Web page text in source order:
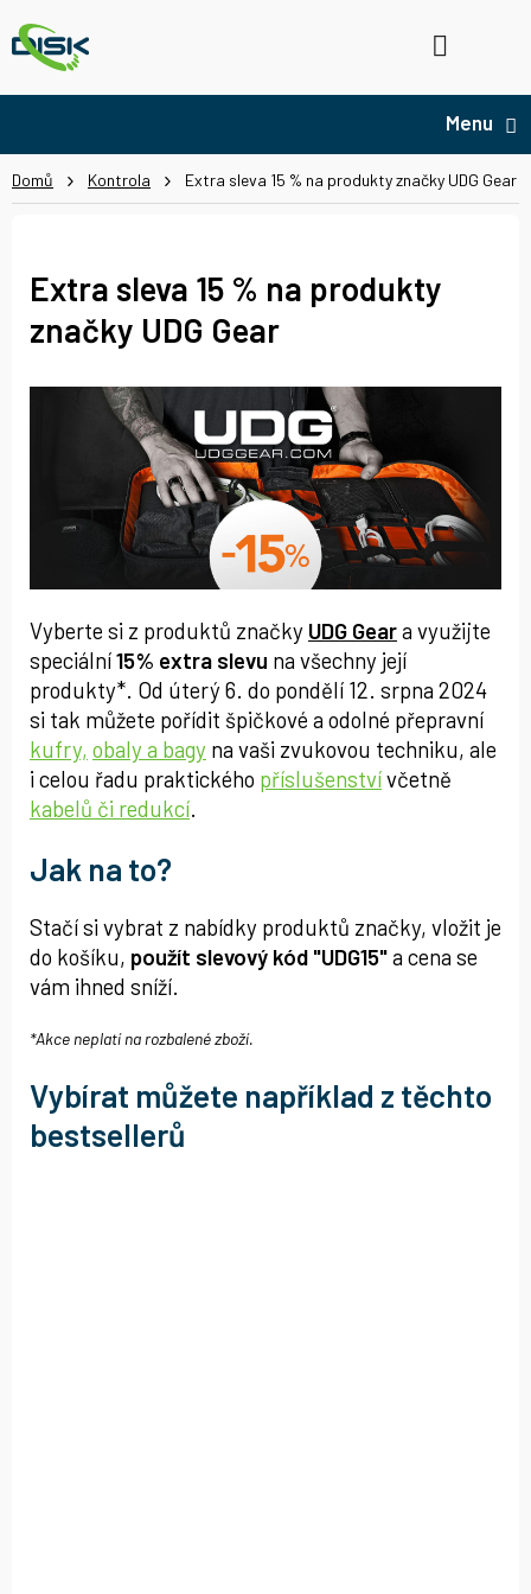
na
obsah
Domů Kontrola Extra sleva 15 % na produkty značky UDG Gear
Extra sleva 15 % na produkty
značky UDG Gear
Vyberte si z produktů značky UDG Geara využijte
speciální15% extra slevu na všechny její
produkty*. Od úterý 6. do pondělí 12. srpna 2024
si tak můžete pořídit špičkové a odolné přepravní
kufry, obaly a bagy na vaši zvukovou techniku, ale
i celou řadu praktického příslušenstvívčetně
kabelů či redukcí
Jak na to?
Stačí si vybrat z nabídky produktů značky, vložit je
do košíku, použít slevový kód "UDG15"a cena se
vám ihned sníží.
*Akce neplatí na rozbalené zboží.
Vybírat můžete například z těchto
bestsellerů